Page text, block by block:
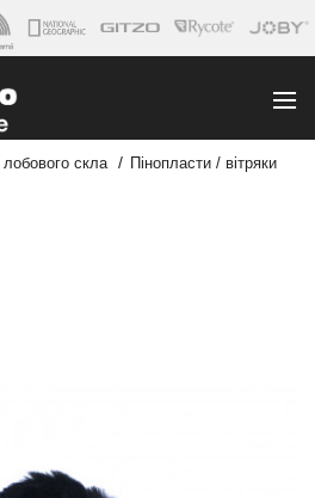
скла
Пінопласти / вітряки